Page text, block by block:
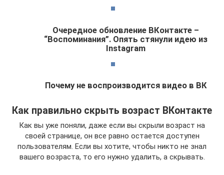
Очередное обновление ВКонтакте –
“Воспоминания”. Опять стянули идею из
Instagram
Почему не воспроизводится видео в ВК
Как правильно скрыть возраст ВКонтакте
Как вы уже поняли, даже если вы скрыли возраст на
своей странице, он все равно остается доступен
пользователям. Если вы хотите, чтобы никто не знал
вашего возраста, то его нужно удалить, а скрывать.